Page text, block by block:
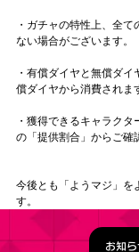
・ガチャの特性上、全
ない場合がございます。
・有償ダイヤと無償ダ
償ダイヤから消費されま
・獲得できるキャラク
の「提供割合」からご確
今後とも「ようマジ」を
す。
お知